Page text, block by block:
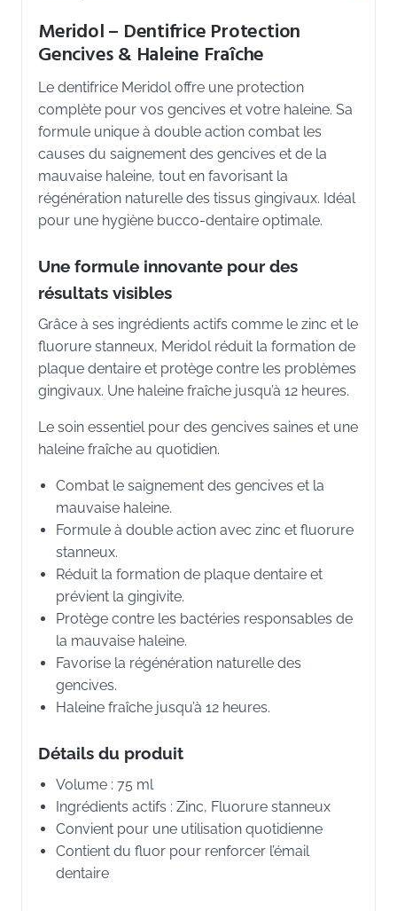
Meridol – Dentifrice Protection
Gencives & Haleine Fraîche
Le dentifrice Meridol offre une protection
complète pour vos gencives et votre haleine. Sa
formule unique à double action combat les
causes du saignement des gencives et de la
mauvaise haleine, tout en favorisant la
régénération naturelle des tissus gingivaux. Idéal
pour une hygiène bucco-dentaire optimale.
Une formule innovante pour des
résultats visibles
Grâce à ses ingrédients actifs comme le zinc et le
fluorure stanneux, Meridol réduit la formation de
plaque dentaire et protège contre les problèmes
gingivaux. Une haleine fraîche jusqu’à 12 heures.
Le soin essentiel pour des gencives saines et une
haleine fraîche au quotidien.
Combat le saignement des gencives et la
mauvaise haleine.
Formule à double action avec zinc et fluorure
stanneux.
Réduit la formation de plaque dentaire et
prévient la gingivite.
Protège contre les bactéries responsables de
la mauvaise haleine.
Favorise la régénération naturelle des
gencives.
Haleine fraîche jusqu’à 12 heures.
Détails du produit
Volume : 75 ml
Ingrédients actifs : Zinc, Fluorure stanneux
Convient pour une utilisation quotidienne
Contient du fluor pour renforcer l’émail
dentaire